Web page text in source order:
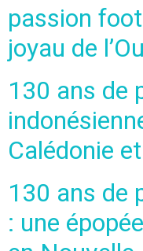
passion
joyau de
130 ans de
Calédonie
130 ans de
: une